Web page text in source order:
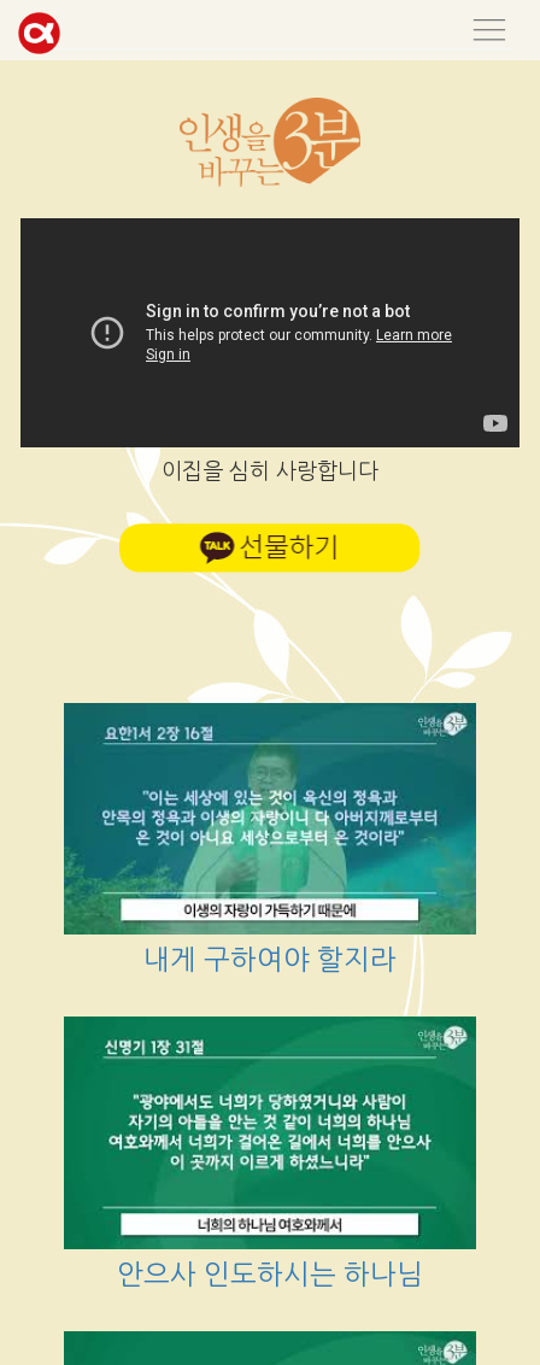
이집을 심히 사랑합니다
내게 구하여야 할지라
안으사 인도하시는 하나님